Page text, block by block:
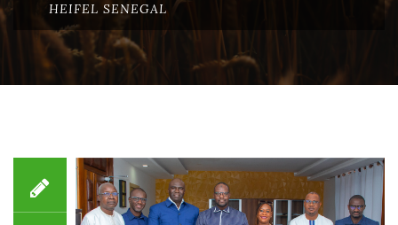
HEIFEL SENEGAL